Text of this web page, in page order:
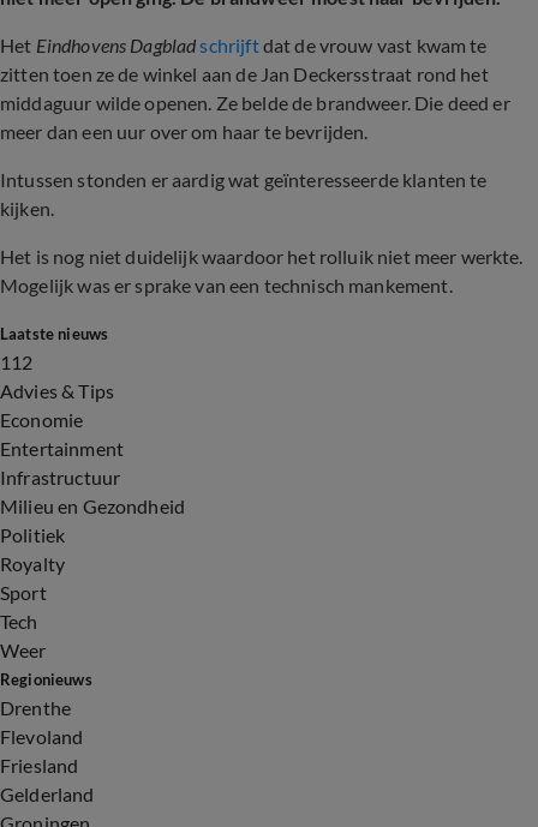
Het Eindhovens Dagbladschrijftdat de vrouw vast kwam te
zitten toen ze de winkel aan de Jan Deckersstraat rond het
middaguur wilde openen. Ze belde de brandweer. Die deed er
meer dan een uur over om haar te bevrijden.
Intussen stonden er aardig wat geïnteresseerde klanten te
kijken.
Het is nog niet duidelijk waardoor het rolluik niet meer werkte.
Mogelijk was er sprake van een technisch mankement.
Laatste nieuws
112
Advies & Tips
Economie
Entertainment
Infrastructuur
Milieu en Gezondheid
Politiek
Royalty
Sport
Tech
Weer
Regionieuws
Drenthe
Flevoland
Friesland
Gelderland